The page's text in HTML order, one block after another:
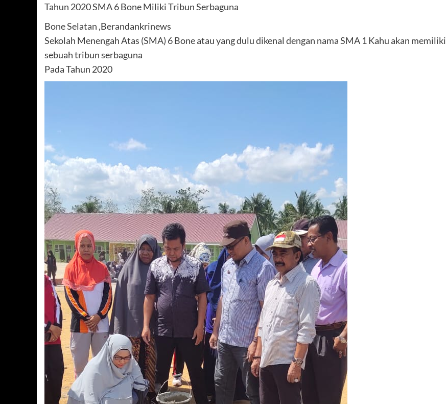
Tahun 2020 SMA 6 Bone Miliki Tribun Serbaguna
Bone Selatan ,Berandankrinews
Sekolah Menengah Atas (SMA) 6 Bone atau yang dulu dikenal dengan nama SMA 1 Kahu akan memiliki
sebuah tribun serbaguna
Pada Tahun 2020